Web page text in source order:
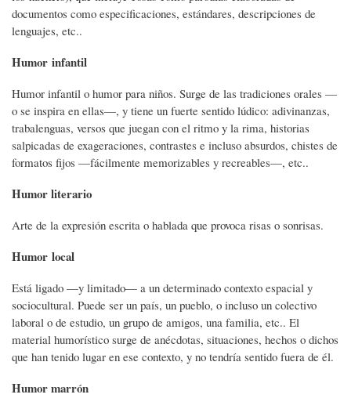
documentos como especificaciones, estándares, descripciones de
lenguajes, etc..
Humor infantil
Humor infantil o humor para niños. Surge de las tradiciones orales —
o se inspira en ellas—, y tiene un fuerte sentido lúdico: adivinanzas,
trabalenguas, versos que juegan con el ritmo y la rima, historias
salpicadas de exageraciones, contrastes e incluso absurdos, chistes de
formatos fijos —fácilmente memorizables y recreables—, etc..
Humor literario
Arte de la expresión escrita o hablada que provoca risas o sonrisas.
Humor local
Está ligado —y limitado— a un determinado contexto espacial y
sociocultural. Puede ser un país, un pueblo, o incluso un colectivo
laboral o de estudio, un grupo de amigos, una familia, etc.. El
material humorístico surge de anécdotas, situaciones, hechos o dichos
que han tenido lugar en ese contexto, y no tendría sentido fuera de él.
Humor marrón